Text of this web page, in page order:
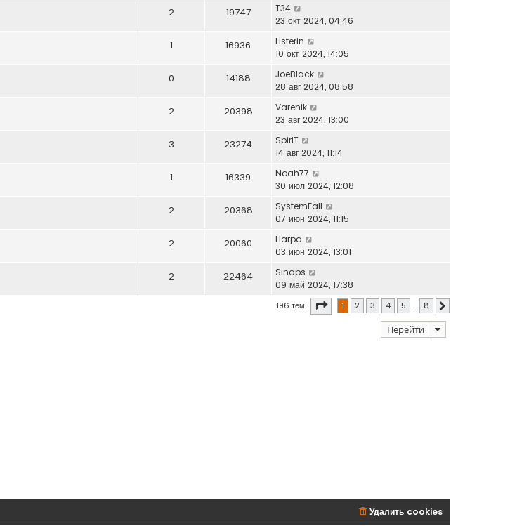
2 19747
T34
23 окт 2024, 04:46
1 16936
Listerin
10 окт 2024, 14:05
0 14188
JoeBlack
28 авг 2024, 08:58
2 20398
Varenik
23 авг 2024, 13:00
3 23274
SpiriT
14 авг 2024, 11:14
1 16339
Noah77
30 июл 2024, 12:08
2 20368
SystemFall
07 июн 2024, 11:15
2 20060
Harpa
03 июн 2024, 13:01
2 22464
Sinaps
09 май 2024, 17:38
196 тем Страница из 8
1 2 3 4 5 … 8
Перейти
Удалить cookies